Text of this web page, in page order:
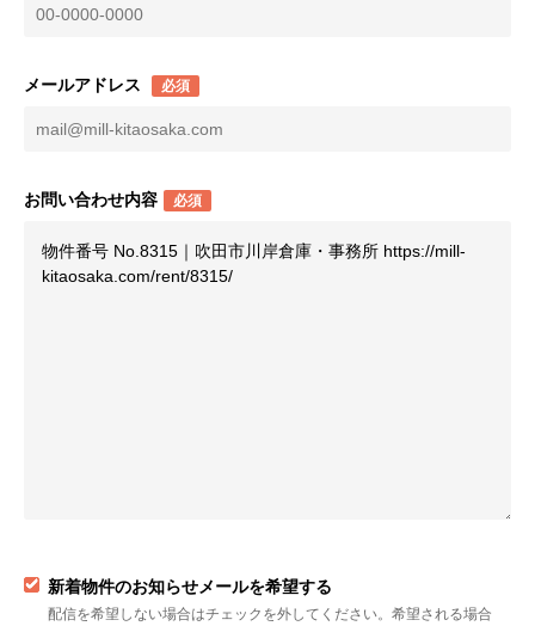
メールアドレス 必須
お問い合わせ内容 必須
新着物件のお知らせメールを希望する
配信を希望しない場合はチェックを外してください。希望される場合